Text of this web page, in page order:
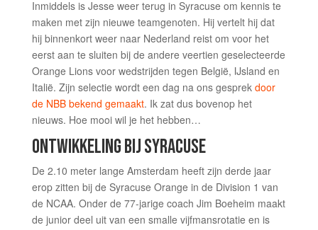
Inmiddels is Jesse weer terug in Syracuse om kennis te
maken met zijn nieuwe teamgenoten. Hij vertelt hij dat
hij binnenkort weer naar Nederland reist om voor het
eerst aan te sluiten bij de andere veertien geselecteerde
Orange Lions voor wedstrijden tegen België, IJsland en
Italië. Zijn selectie wordt een dag na ons gesprek door
de NBB bekend gemaakt. Ik zat dus bovenop het
nieuws. Hoe mooi wil je het hebben…
ONTWIKKELING BIJ SYRACUSE
De 2.10 meter lange Amsterdam heeft zijn derde jaar
erop zitten bij de Syracuse Orange in de Division 1 van
de NCAA. Onder de 77-jarige coach Jim Boeheim maakt
de junior deel uit van een smalle vijfmansrotatie en is